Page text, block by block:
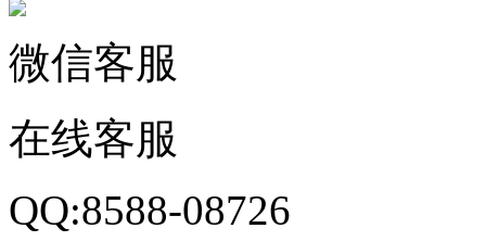
微信客服
在线客服
QQ:8588-08726